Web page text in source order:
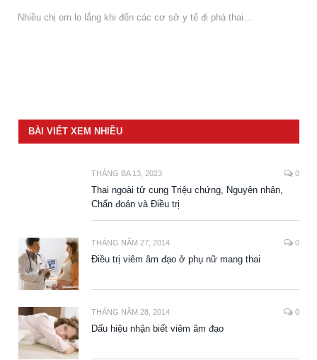
Nhiều chị em lo lắng khi đến các cơ sở y tế đi phá thai…
BÀI VIẾT XEM NHIỀU
THÁNG BA 13, 2023 0
Thai ngoài tử cung Triệu chứng, Nguyên nhân,
Chẩn đoán và Điều trị
THÁNG NĂM 27, 2014 0
Điều trị viêm âm đạo ở phụ nữ mang thai
THÁNG NĂM 28, 2014 0
Dấu hiệu nhận biết viêm âm đạo